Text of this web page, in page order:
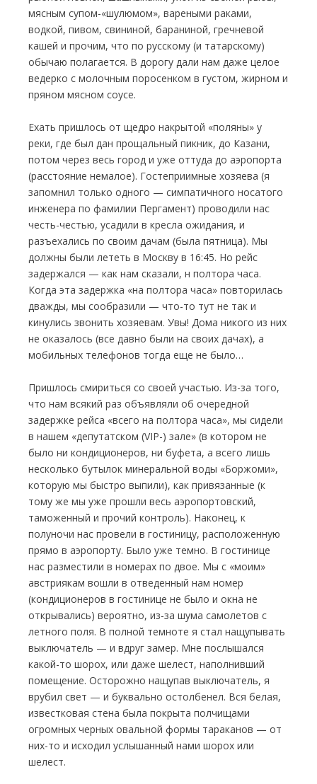
мясным супом-«шулюмом», вареными раками,
водкой, пивом, свининой, бараниной, гречневой
кашей и прочим, что по русскому (и татарскому)
обычаю полагается. В дорогу дали нам даже целое
ведерко с молочным поросенком в густом, жирном и
пряном мясном соусе.
Ехать пришлось от щедро накрытой «поляны» у
реки, где был дан прощальный пикник, до Казани,
потом через весь город и уже оттуда до аэропорта
(расстояние немалое). Гостеприимные хозяева (я
запомнил только одного — симпатичного носатого
инженера по фамилии Пергамент) проводили нас
честь-честью, усадили в кресла ожидания, и
разъехались по своим дачам (была пятница). Мы
должны были лететь в Москву в 16:45. Но рейс
задержался — как нам сказали, н полтора часа.
Когда эта задержка «на полтора часа» повторилась
дважды, мы сообразили — что-то тут не так и
кинулись звонить хозяевам. Увы! Дома никого из них
не оказалось (все давно были на своих дачах), а
мобильных телефонов тогда еще не было…
Пришлось смириться со своей участью. Из-за того,
что нам всякий раз объявляли об очередной
задержке рейса «всего на полтора часа», мы сидели
в нашем «депутатском (VIP-) зале» (в котором не
было ни кондиционеров, ни буфета, а всего лишь
несколько бутылок минеральной воды «Боржоми»,
которую мы быстро выпили), как привязанные (к
тому же мы уже прошли весь аэропортовский,
таможенный и прочий контроль). Наконец, к
полуночи нас провели в гостиницу, расположенную
прямо в аэропорту. Было уже темно. В гостинице
нас разместили в номерах по двое. Мы с «моим»
австриякам вошли в отведенный нам номер
(кондиционеров в гостинице не было и окна не
открывались) вероятно, из-за шума самолетов с
летного поля. В полной темноте я стал нащупывать
выключатель — и вдруг замер. Мне послышался
какой-то шорох, или даже шелест, наполнивший
помещение. Осторожно нащупав выключатель, я
врубил свет — и буквально остолбенел. Вся белая,
известковая стена была покрыта полчищами
огромных черных овальной формы тараканов — от
них-то и исходил услышанный нами шорох или
шелест.